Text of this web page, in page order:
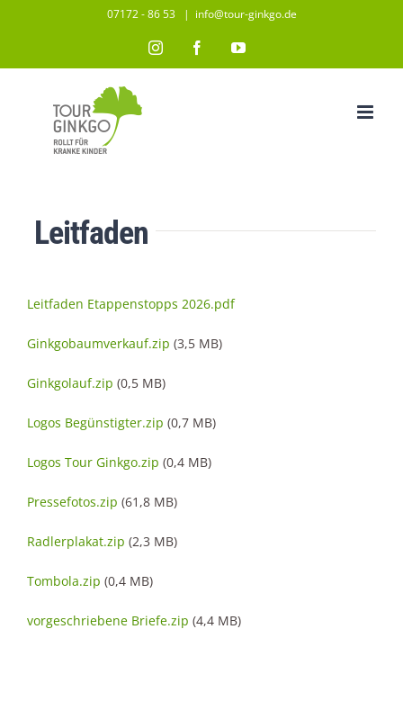
07172 - 86 53 | info@tour-ginkgo.de
InstagramFacebookYouTube
Leitfaden
Leitfaden Etappenstopps 2026.pdf
Ginkgobaumverkauf.zip (3,5 MB)
Ginkgolauf.zip (0,5 MB)
Logos Begünstigter.zip (0,7 MB)
Logos Tour Ginkgo.zip (0,4 MB)
Pressefotos.zip (61,8 MB)
Radlerplakat.zip (2,3 MB)
Tombola.zip (0,4 MB)
vorgeschriebene Briefe.zip (4,4 MB)